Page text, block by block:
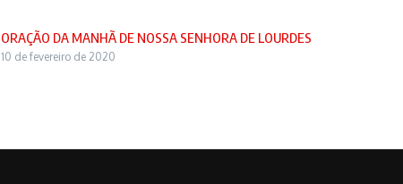
ORAÇÃO DA MANHÃ DE NOSSA SENHORA DE LOURDES
10 de fevereiro de 2020